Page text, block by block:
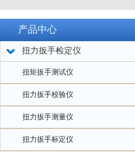
产品中心
扭力扳手检定仪
扭矩扳手测试仪
扭力扳手校验仪
扭力扳手测量仪
扭力扳手标定仪